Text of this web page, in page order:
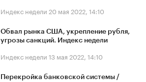
Индекс недели 20 мая 2022, 14:10
Обвал рынка США, укрепление рубля,
угрозы санкций. Индекс недели
Индекс недели 13 мая 2022, 14:10
Перекройка банковской системы /